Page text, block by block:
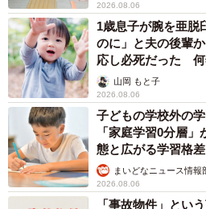
2026.08.06
1歳息子が腕を亜
のに」と夫の後輩
応し必死だった 何
出し…山岡 もと子
2026.08.06
子どもの学校外の
「家庭学習0分層
態と広がる学習格差
まいどなニュース情報
2026.08.06
「事故物件」とい